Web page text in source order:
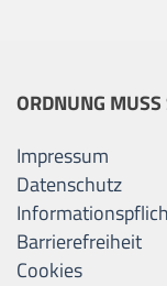
ORDNUNG
Impressum
Datenschutz
Barrierefreiheit
Cookies